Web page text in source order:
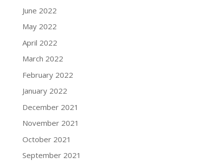
June 2022
May 2022
April 2022
March 2022
February 2022
January 2022
December 2021
November 2021
October 2021
September 2021